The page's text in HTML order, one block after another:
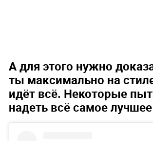
А для этого нужно
ты максимально на
идёт всё. Некоторые
надеть всё самое лучшее